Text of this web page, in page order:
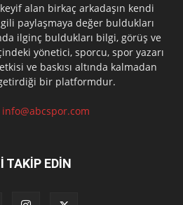
alan birkaç arkadaşın kendi
paylaşmaya değer buldukları
ilginç buldukları bilgi, görüş ve
yönetici, sporcu, spor yazarı
ve baskısı altında kalmadan
bir platformdur.
info@abcspor.com
TAKİP EDİN